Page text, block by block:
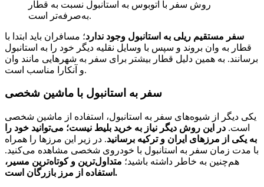
روش سفر با اتوبوس به استانبول نسبت به قطار
به‌صرفه‌تر است.
سفر مستقیم ریلی به استانبول وجود ندارد؛ مسافران باید ابتدا با
قطار به وان بروند و سپس با وسایل نقلیه دیگر خود را به استانبول
برسانند. به همین دلیل قطار بیشتر برای سفر به شهرهایی مانند وان
و آنکارا مناسب است.
سفر به استانبول با ماشین شخصی
یکی دیگر از شیوه‌های سفر به استانبول، استفاده از ماشین شخصی
است. در این روش دیگر نیاز به خرید بلیط نیست؛ می‌توانید خود را
به یکی از مرزهای ایران و ترکیه برسانید. در زیر این مرزها را همراه
با مدت زمان سفر به استانبول با خودروی شخصی مشاهده می‌کنید.
هم‌چنین به خاطر داشته باشید؛ متداول‌ترین و کوتاه‌ترین مسیر،
استفاده از مرز بازرگان است.